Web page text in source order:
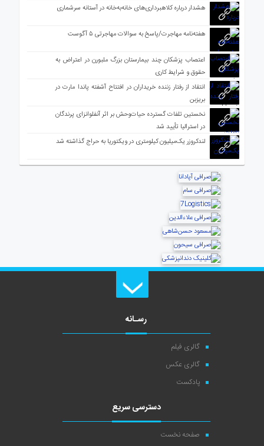
هشدار درباره کلاهبرداری‌های خانه‌به‌خانه در آستانه سرشماری
هفته‌نامه مهاجرت/پاسخ به سوالات مهاجرتی ۵ آگوست
اعتصاب پزشکان چند بیمارستان بزرگ ملبورن در اعتراض به
حقوق و شرایط کاری
انتقاد از رفتار زننده خریداران در افتتاح آشفته پاندا مارت در
بریزبن
نخستین تلفات گسترده حیات‌وحش بر اثر آنفلوانزای پرندگان
در استرالیا تأیید شد
لندکروزر یک‌میلیون کیلومتری در ویکتوریا به حراج گذاشته شد
رسـانه
گالری فیلم
گالری عکس
پادکست
دسترسی سریع
صفحه نخست